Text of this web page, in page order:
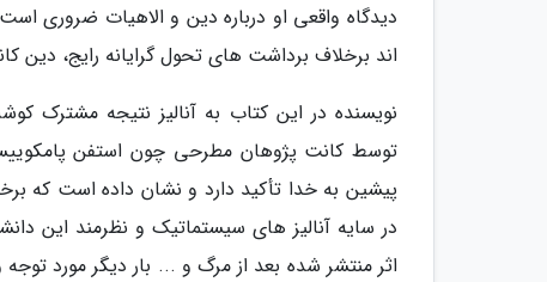
دیدگاه واقعی او درباره دین و الاهیات ضروری
اند برخلاف برداشت های تحول گرایانه رایج،
نویسنده در این کتاب به آنالیز نتیجه
توسط کانت پژوهان مطرحی چون استفن
پیشین به خدا تأکید دارد و نشان داده است که
در سایه آنالیز های سیستماتیک و نظرمند این
اثر منتشر شده بعد از مرگ و ... بار دیگر مورد توجه